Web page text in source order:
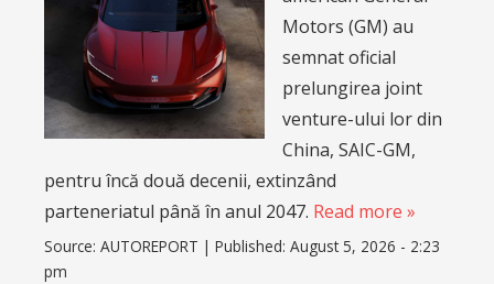
Motors (GM) au
semnat oficial
prelungirea joint
venture-ului lor din
China, SAIC-GM,
pentru încă două decenii, extinzând
parteneriatul până în anul 2047. Read more »
Source: AUTOREPORT | Published: August 5, 2026 - 2:23
pm